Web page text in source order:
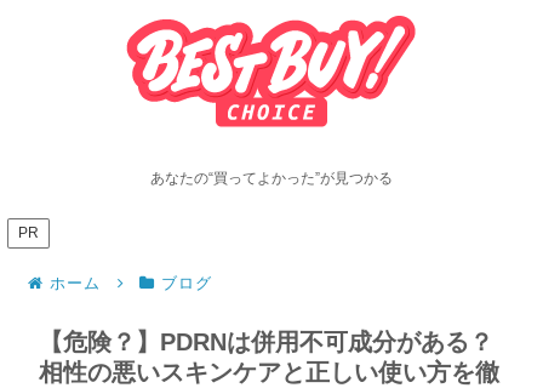
あなたの“買ってよかった”が見つかる
PR
ホーム ブログ
【危険？】PDRNは併用不可成分がある？
相性の悪いスキンケアと正しい使い方を徹